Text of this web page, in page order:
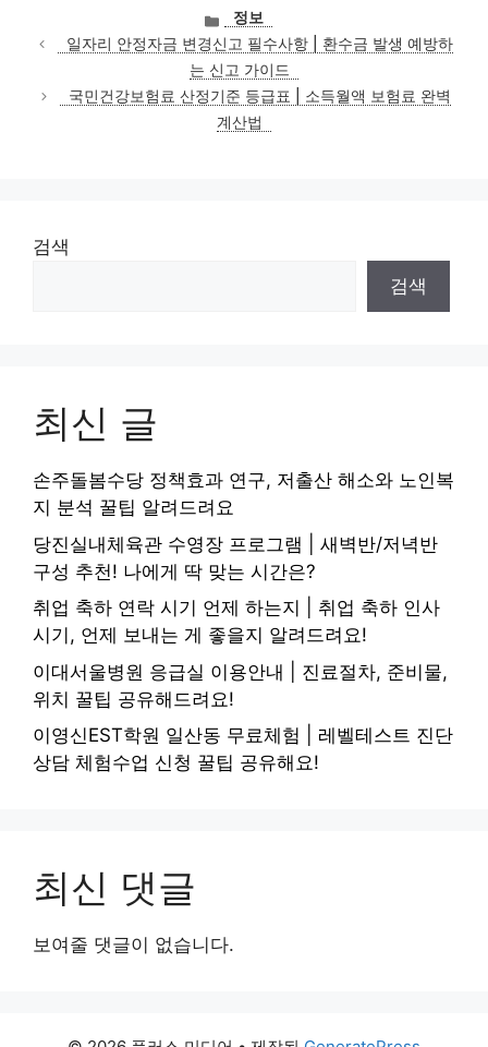
카
테
고
리
정보
일자리 안정자금 변경신고 필수사항 | 환수금 발생 예방하
는 신고 가이드
국민건강보험료 산정기준 등급표 | 소득월액 보험료 완벽
계산법
검색
검색
최신 글
손주돌봄수당 정책효과 연구, 저출산 해소와 노인복
지 분석 꿀팁 알려드려요
당진실내체육관 수영장 프로그램 | 새벽반/저녁반
구성 추천! 나에게 딱 맞는 시간은?
취업 축하 연락 시기 언제 하는지 | 취업 축하 인사
시기, 언제 보내는 게 좋을지 알려드려요!
이대서울병원 응급실 이용안내 | 진료절차, 준비물,
위치 꿀팁 공유해드려요!
이영신EST학원 일산동 무료체험 | 레벨테스트 진단
상담 체험수업 신청 꿀팁 공유해요!
최신 댓글
보여줄 댓글이 없습니다.